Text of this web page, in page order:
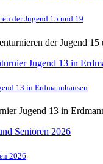
der Jugend 15 und 19
der Jugend
13 in Erdmannhausen
Jugend 13 in
2026